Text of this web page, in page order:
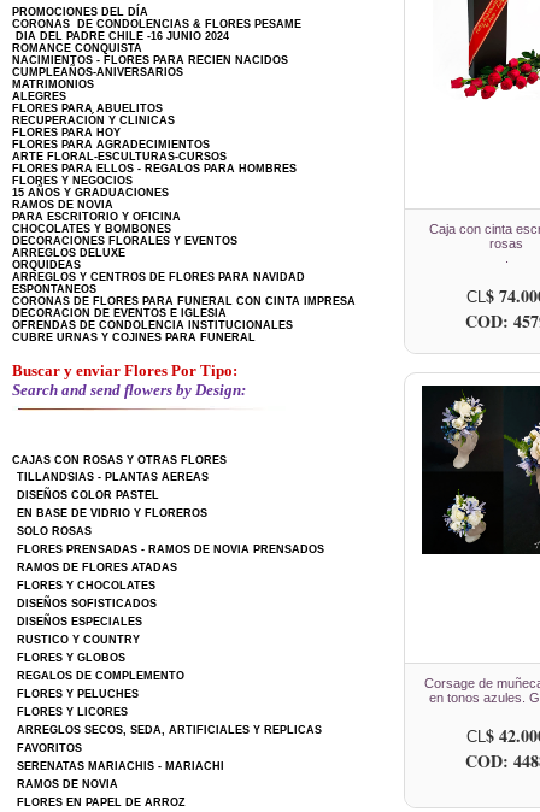
PROMOCIONES DEL DÍA
CORONAS DE CONDOLENCIAS & FLORES PESAME
DIA DEL PADRE CHILE -16 JUNIO 2024
ROMANCE CONQUISTA
NACIMIENTOS - FLORES PARA RECIEN NACIDOS
CUMPLEAÑOS-ANIVERSARIOS
MATRIMONIOS
ALEGRES
FLORES PARA ABUELITOS
RECUPERACIÓN Y CLINICAS
FLORES PARA HOY
FLORES PARA AGRADECIMIENTOS
ARTE FLORAL-ESCULTURAS-CURSOS
FLORES PARA ELLOS - REGALOS PARA HOMBRES
FLORES Y NEGOCIOS
15 AÑOS Y GRADUACIONES
RAMOS DE NOVIA
PARA ESCRITORIO Y OFICINA
CHOCOLATES Y BOMBONES
DECORACIONES FLORALES Y EVENTOS
ARREGLOS DELUXE
ORQUIDEAS
ARREGLOS Y CENTROS DE FLORES PARA NAVIDAD
ESPONTANEOS
CORONAS DE FLORES PARA FUNERAL CON CINTA IMPRESA
DECORACION DE EVENTOS E IGLESIA
OFRENDAS DE CONDOLENCIA INSTITUCIONALES
CUBRE URNAS Y COJINES PARA FUNERAL
Buscar y enviar Flores Por Tipo:
Search and send flowers by Design:
CAJAS CON ROSAS Y OTRAS FLORES
TILLANDSIAS - PLANTAS AEREAS
DISEÑOS COLOR PASTEL
EN BASE DE VIDRIO Y FLOREROS
SOLO ROSAS
FLORES PRENSADAS - RAMOS DE NOVIA PRENSADOS
RAMOS DE FLORES ATADAS
FLORES Y CHOCOLATES
DISEÑOS SOFISTICADOS
DISEÑOS ESPECIALES
RUSTICO Y COUNTRY
FLORES Y GLOBOS
REGALOS DE COMPLEMENTO
FLORES Y PELUCHES
FLORES Y LICORES
ARREGLOS SECOS, SEDA, ARTIFICIALES Y REPLICAS
FAVORITOS
SERENATAS MARIACHIS - MARIACHI
RAMOS DE NOVIA
FLORES EN PAPEL DE ARROZ
Caja con cinta
rosas
CL$
COD:
Corsage de
en tonos azules.
CL$
COD: